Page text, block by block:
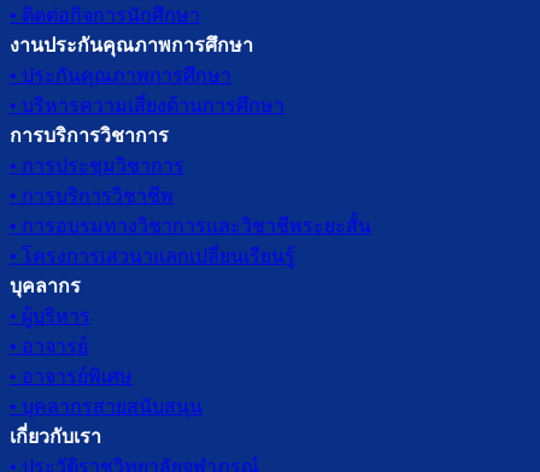
• ติดต่อกิจการนักศึกษา
งานประกันคุณภาพการศึกษา
• ประกันคุณภาพการศึกษา
• บริหารความเสี่ยงด้านการศึกษา
การบริการวิชาการ
• การประชุมวิชาการ
• การบริการวิชาชีพ
• การอบรมทางวิชาการและวิชาชีพระยะสั้น
• โครงการเสวนาแลกเปลี่ยนเรียนรู้
บุคลากร
• ผู้บริหาร
• อาจารย์
• อาจารย์พิเศษ
• บุคลากรสายสนับสนุน
เกี่ยวกับเรา
• ประวัติราชวิทยาลัยจุฬาภรณ์